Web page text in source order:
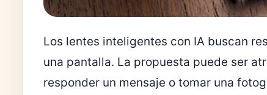
Los lentes inteligentes con IA buscan
una pantalla. La propuesta puede ser
responder un mensaje o tomar una